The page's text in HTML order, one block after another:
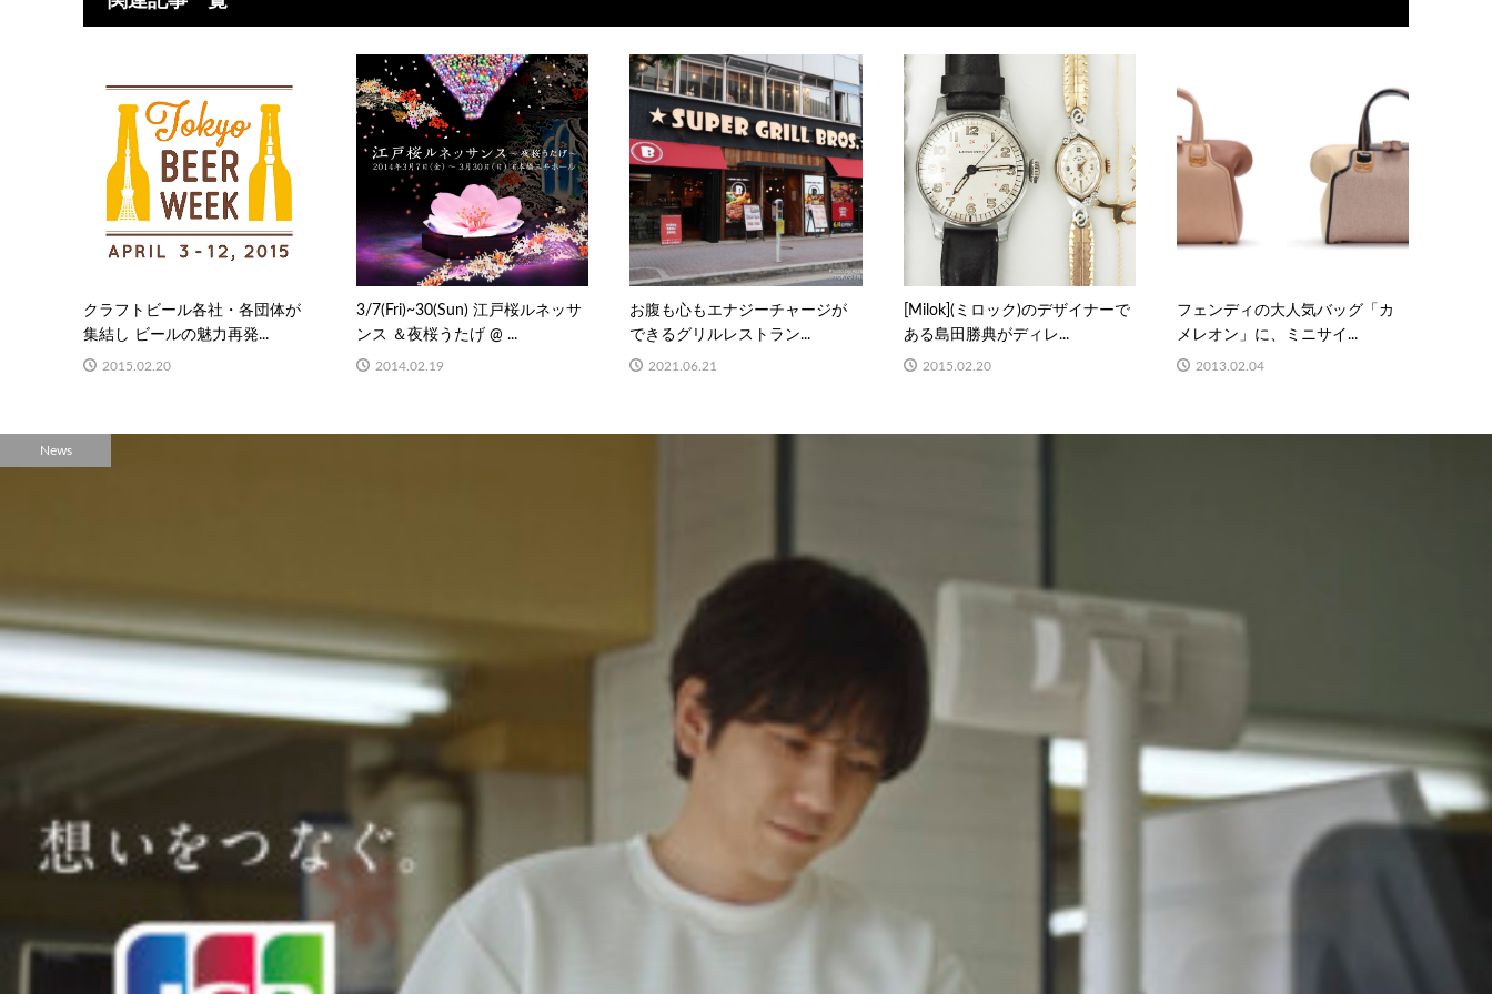
クラフトビール各社・各団体が
集結し ビールの魅力再発...
2015.02.20
3/7(Fri)~30(Sun) 江戸桜ルネッサ
ンス ＆夜桜うたげ @ ...
2014.02.19
お腹も心もエナジーチャージが
できるグリルレストラン...
2021.06.21
[Milok](ミロック)のデザイナーで
ある島田勝典がディレ...
2015.02.20
フェンディの大人気バッグ「カ
メレオン」に、ミニサイ...
2013.02.04
News